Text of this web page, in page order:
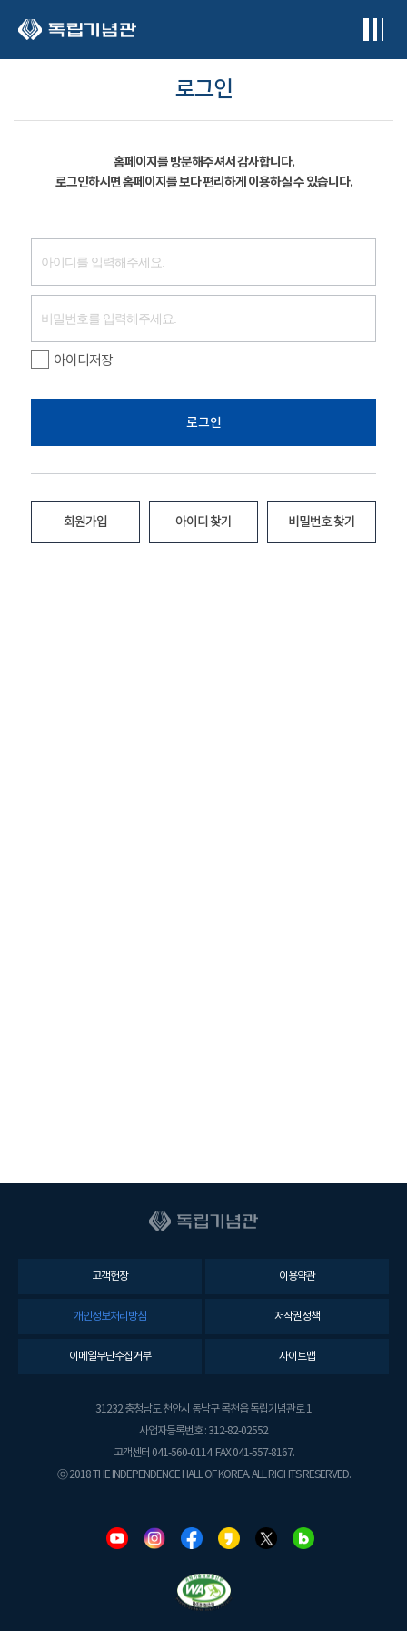
로그인
홈페이지를 방문해주셔서 감사합니다.
로그인하시면 홈페이지를 보다 편리하게 이용하실 수 있습니다.
아이디저장
로그인
회원가입 아이디 찾기 비밀번호 찾기
고객헌장 이용약관
개인정보처리방침 저작권정책
이메일무단수집거부 사이트맵
31232 충청남도 천안시 동남구 목천읍 독립기념관로 1
사업자등록번호 : 312-82-02552
고객센터 041-560-0114. FAX 041-557-8167.
ⓒ 2018 THE INDEPENDENCE HALL OF KOREA. ALL RIGHTS RESERVED.